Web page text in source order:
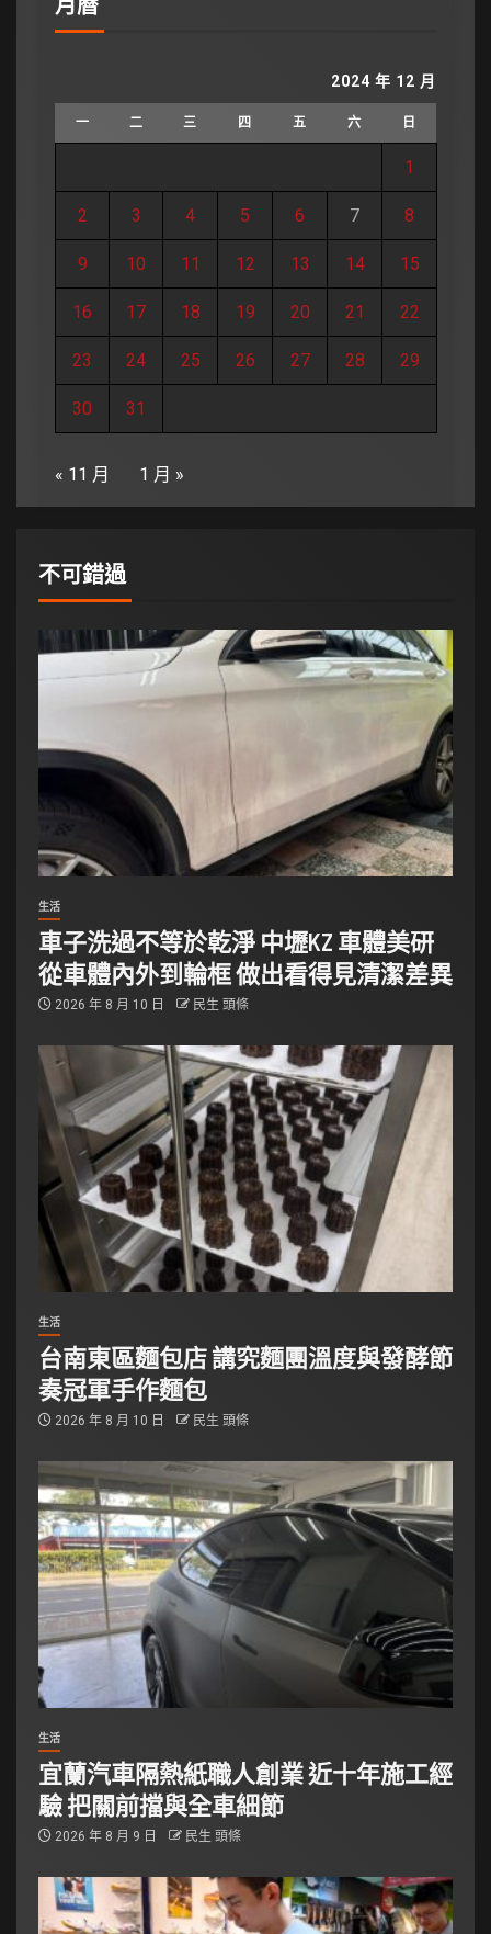
2024 年 12 月
一 二 三 四 五 六 日
1
2 3 4 5 6 7 8
9 10 11 12 13 14 15
16 17 18 19 20 21 22
23 24 25 26 27 28 29
30 31
« 11 月 1 月 »
不可錯過
生活
車子洗過不等於乾淨 中壢KZ 車體美研
從車體內外到輪框 做出看得見清潔差異
2026 年 8 月 10 日 民生 頭條
生活
台南東區麵包店 講究麵團溫度與發酵節
奏冠軍手作麵包
2026 年 8 月 10 日 民生 頭條
生活
宜蘭汽車隔熱紙職人創業 近十年施工經
驗 把關前擋與全車細節
2026 年 8 月 9 日 民生 頭條